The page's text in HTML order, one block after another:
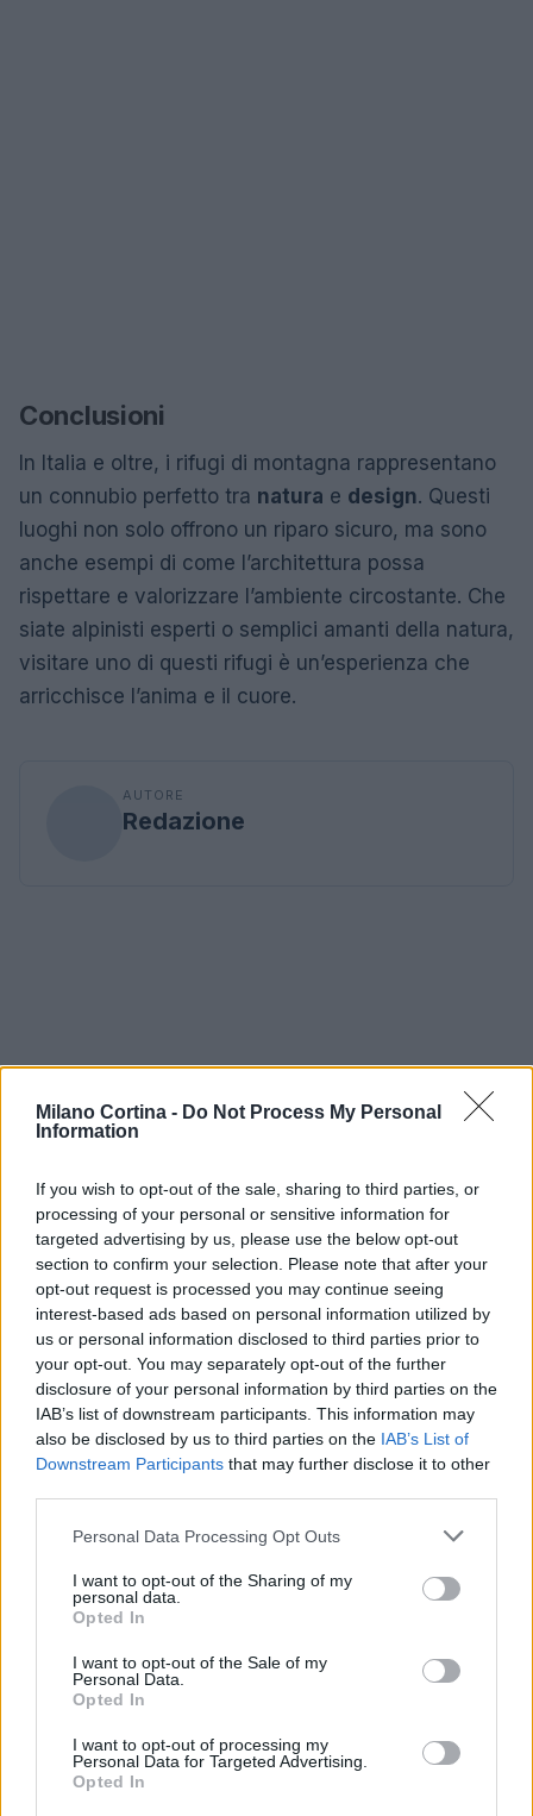
Milano Cortina - Do Not Process My Personal
Information
If you wish to opt-out of the sale, sharing to third parties, or
processing of your personal or sensitive information for
targeted advertising by us, please use the below opt-out
section to confirm your selection. Please note that after your
opt-out request is processed you may continue seeing
interest-based ads based on personal information utilized by
us or personal information disclosed to third parties prior to
your opt-out. You may separately opt-out of the further
disclosure of your personal information by third parties on the
IAB’s list of downstream participants. This information may
also be disclosed by us to third parties on the IAB’s List of
Downstream Participants that may further disclose it to other
Please note that this website/app uses one or more Google
not limited to your visit or usage behaviour. You may click to
grant or deny consent to Google and its third-party tags to
use your data for below specified purposes in below Google
consent section.
Personal Data Processing Opt Outs
I want to opt-out of the Sharing of my
personal data.
Opted In
I want to opt-out of the Sale of my
Personal Data.
Opted In
I want to opt-out of processing my
Personal Data for Targeted Advertising.
Opted In
Conclusioni
In Italia e oltre, i rifugi di montagna rappresentano
un connubio perfetto tra natura e design. Questi
luoghi non solo offrono un riparo sicuro, ma sono
anche esempi di come l’architettura possa
rispettare e valorizzare l’ambiente circostante. Che
siate alpinisti esperti o semplici amanti della natura,
visitare uno di questi rifugi è un’esperienza che
arricchisce l’anima e il cuore.
AUTORE
Redazione
Continua a leggere
NEWS